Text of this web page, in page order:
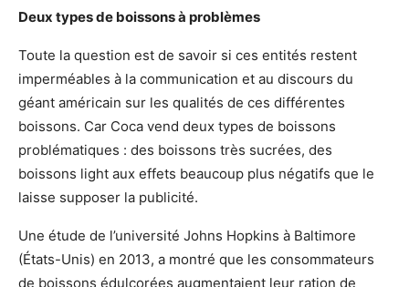
Deux types de boissons à problèmes
Toute la question est de savoir si ces entités restent
imperméables à la communication et au discours du
géant américain sur les qualités de ces différentes
boissons. Car Coca vend deux types de boissons
problématiques : des boissons très sucrées, des
boissons light aux effets beaucoup plus négatifs que le
laisse supposer la publicité.
Une étude de l’université Johns Hopkins à Baltimore
(États-Unis) en 2013, a montré que les consommateurs
de boissons édulcorées augmentaient leur ration de